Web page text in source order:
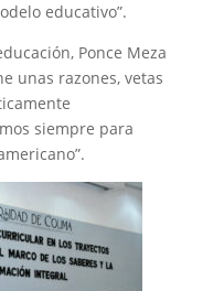
educativo”.
Ponce Meza
unas razones, vetas
siempre para